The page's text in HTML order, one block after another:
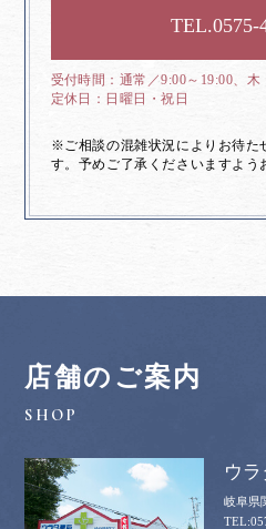
0575-
通常／9:00～19:00、木
日曜日・祝日
※ご相談の混雑状況によりお待た
す。予めご了承くださいますよう
店舗のご案内
ウ
岐阜県